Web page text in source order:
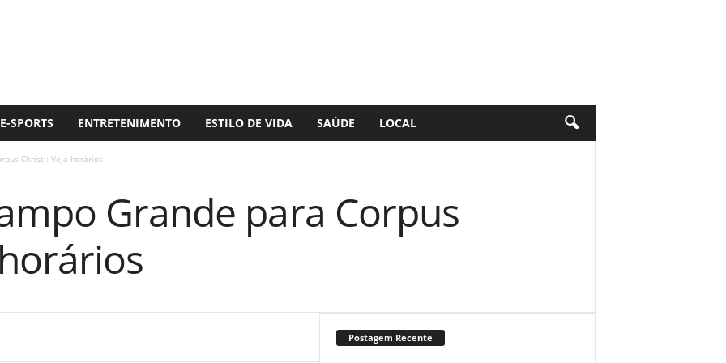
E-SPORTS ENTRETENIMENTO ESTILO DE VIDA SAÚDE LOCAL
Christi: Veja horários
Grande para Corpus
Postagem Recente